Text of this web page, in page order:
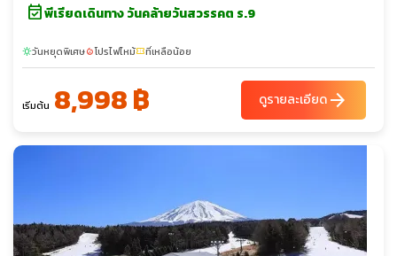
event_availableพีเรียดเดินทาง วันคล้ายวันสวรรคต ร.9
sunnyวันหยุดพิเศษlocal_fire_departmentโปรไฟไหม้confirmation_numberที่เหลือน้อย
เริ่มต้น 8,998 ฿ ดูรายละเอียดarrow_forward